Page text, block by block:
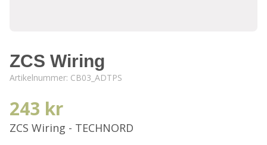
ZCS Wiring
Artikelnummer: CB03_ADTPS
243 kr
ZCS Wiring - TECHNORD